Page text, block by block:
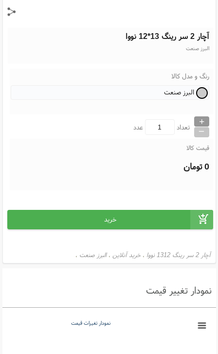
آچار 2 سر رینگ 13*12 نووا
البرز صنعت
رنگ و مدل کالا
البرز صنعت
تعداد
+
_ عدد
قیمت کالا
0تومان
آچار 2 سر رینگ 1312 نووا ، خرید آنلاین ،البرز صنعت ،
نمودار تغییر قیمت
نمودار تغیرات قیمت